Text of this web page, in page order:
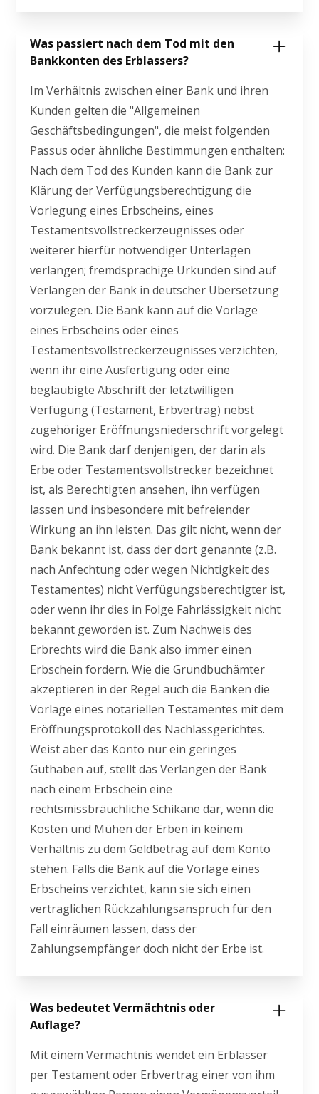
Was passiert nach dem Tod mit den
Bankkonten des Erblassers?
Im Verhältnis zwischen einer Bank und ihren
Kunden gelten die "Allgemeinen
Geschäftsbedingungen", die meist folgenden
Passus oder ähnliche Bestimmungen enthalten:
Nach dem Tod des Kunden kann die Bank zur
Klärung der Verfügungsberechtigung die
Vorlegung eines Erbscheins, eines
Testamentsvollstreckerzeugnisses oder
weiterer hierfür notwendiger Unterlagen
verlangen; fremdsprachige Urkunden sind auf
Verlangen der Bank in deutscher Übersetzung
vorzulegen. Die Bank kann auf die Vorlage
eines Erbscheins oder eines
Testamentsvollstreckerzeugnisses verzichten,
wenn ihr eine Ausfertigung oder eine
beglaubigte Abschrift der letztwilligen
Verfügung (Testament, Erbvertrag) nebst
zugehöriger Eröffnungsniederschrift vorgelegt
wird. Die Bank darf denjenigen, der darin als
Erbe oder Testamentsvollstrecker bezeichnet
ist, als Berechtigten ansehen, ihn verfügen
lassen und insbesondere mit befreiender
Wirkung an ihn leisten. Das gilt nicht, wenn der
Bank bekannt ist, dass der dort genannte (z.B.
nach Anfechtung oder wegen Nichtigkeit des
Testamentes) nicht Verfügungsberechtigter ist,
oder wenn ihr dies in Folge Fahrlässigkeit nicht
bekannt geworden ist. Zum Nachweis des
Erbrechts wird die Bank also immer einen
Erbschein fordern. Wie die Grundbuchämter
akzeptieren in der Regel auch die Banken die
Vorlage eines notariellen Testamentes mit dem
Eröffnungsprotokoll des Nachlassgerichtes.
Weist aber das Konto nur ein geringes
Guthaben auf, stellt das Verlangen der Bank
nach einem Erbschein eine
rechtsmissbräuchliche Schikane dar, wenn die
Kosten und Mühen der Erben in keinem
Verhältnis zu dem Geldbetrag auf dem Konto
stehen. Falls die Bank auf die Vorlage eines
Erbscheins verzichtet, kann sie sich einen
vertraglichen Rückzahlungsanspruch für den
Fall einräumen lassen, dass der
Zahlungsempfänger doch nicht der Erbe ist.
Was bedeutet Vermächtnis oder
Auflage?
Mit einem Vermächtnis wendet ein Erblasser
per Testament oder Erbvertrag einer von ihm